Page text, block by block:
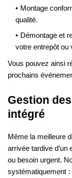
Montage
qualité.
Démontage et
votre entrepôt ou
Vous pouvez ainsi
prochains
Gestion
intégré
Même la meilleure
arrivée tardive d’un
ou besoin urgent.
systématiquement :